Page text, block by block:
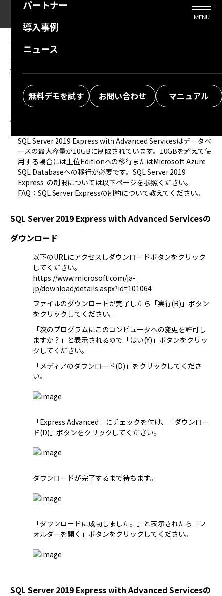
パートナー
導入事例
ニュース
無料デモを試す お問い合わせ マニュアル
MENU
2026/01/13
SQL Server 2019 Expressのインストール及び
設定
制限事項
SQL Server 2019 Express with Advanced Servicesはデータベ
ースの最大容量が10GBに制限されています。10GBを超えて使
用する場合には上位Editionへの移行またはMicrosoft Azure
SQL Databaseへの移行が必要です。SQL Server 2019
FAQ：SQL Server Expressの制約について教えてください。
SQL Server 2019 Express with Advanced Servicesの
ダウンロード
以下のURLにアクセスしダウンロードボタンをクリック
してください。
https://www.microsoft.com/ja-
jp/download/details.aspx?id=101064
ファイルのダウンロードが完了したら「実行(R)」ボタン
をクリックしてください。
「次のプログラムにこのコンピュータへの変更を許可し
ますか？」と表示されるので「はい(Y)」ボタンをクリッ
クしてください。
「メディアのダウンロード(D)」をクリックしてくださ
い。
「Express Advanced」にチェックを付け、「ダウンロー
ダウンロードが完了するまで待ちます。
「ダウンロードに成功しました。」と表示されたら「フ
ォルダーを開く」ボタンをクリックしてください。
SQL Server 2019 Express with Advanced Servicesの